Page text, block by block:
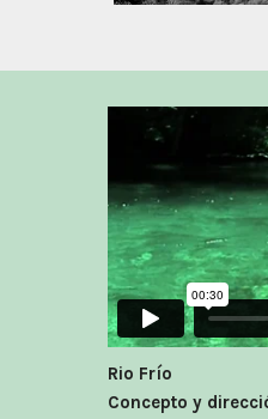
Rio Frío
Concepto y